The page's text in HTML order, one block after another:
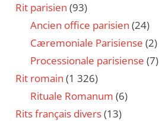
Rit parisien (93)
Ancien office parisien (24)
Cæremoniale Parisiense (2)
Processionale parisiense (7)
Rit romain (1 326)
Rituale Romanum (6)
Rits français divers(13)